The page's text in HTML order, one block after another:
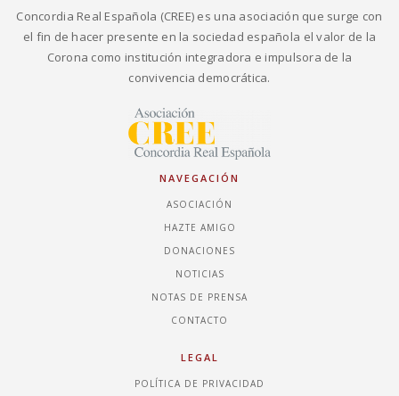
Concordia Real Española (CREE) es una asociación que surge con
el fin de hacer presente en la sociedad española el valor de la
Corona como institución integradora e impulsora de la
convivencia democrática.
NAVEGACIÓN
ASOCIACIÓN
HAZTE AMIGO
DONACIONES
NOTICIAS
NOTAS DE PRENSA
CONTACTO
LEGAL
POLÍTICA DE PRIVACIDAD